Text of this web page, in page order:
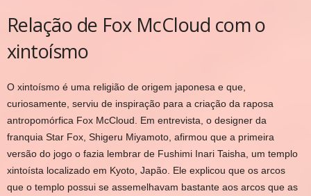
Relação de Fox McCloud com o
xintoísmo
O xintoísmo é uma religião de origem japonesa e que,
curiosamente, serviu de inspiração para a criação da raposa
antropomórfica Fox McCloud. Em entrevista, o designer da
franquia Star Fox, Shigeru Miyamoto, afirmou que a primeira
versão do jogo o fazia lembrar de Fushimi Inari Taisha, um templo
xintoísta localizado em Kyoto, Japão. Ele explicou que os arcos
que o templo possui se assemelhavam bastante aos arcos que as